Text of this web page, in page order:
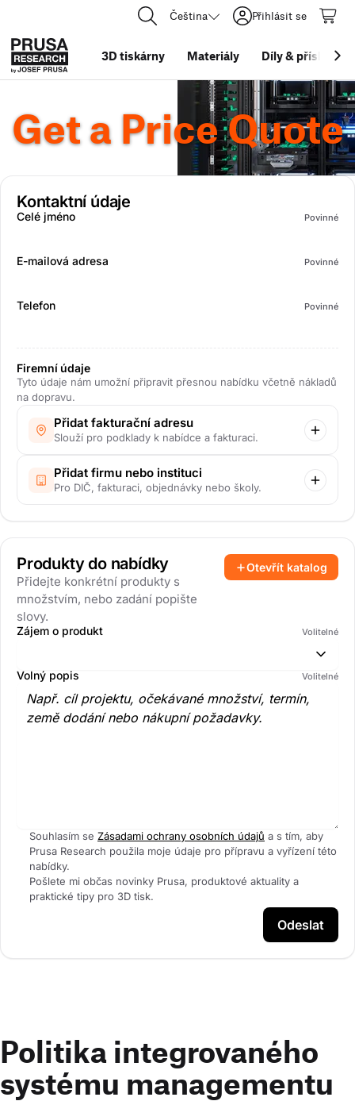
Čeština Přihlásit se
3D tiskárny Materiály Díly&
Get a Price Quote
Kontaktní údaje
Celé jméno Povinné
E-mailová adresa Povinné
Telefon Povinné
Firemní údaje
Tyto údaje nám umožní připravit přesnou nabídku včetně nákladů
na dopravu.
Přidat fakturační adresu
Slouží pro podklady k nabídce a fakturaci.
Přidat firmu nebo instituci
Pro DIČ, fakturaci, objednávky nebo školy.
Produkty do nabídky
Přidejte konkrétní produkty s
množstvím, nebo zadání popište
slovy.
Otevřít katalog
Zájem o produkt Volitelné
Volný popis Volitelné
Souhlasím se Zásadami ochrany osobních údajů a s tím, aby
Prusa Research použila moje údaje pro přípravu a vyřízení této
nabídky.
Pošlete mi občas novinky Prusa, produktové aktuality a
praktické tipy pro 3D tisk.
Odeslat
Politika integrovaného
systému managementu